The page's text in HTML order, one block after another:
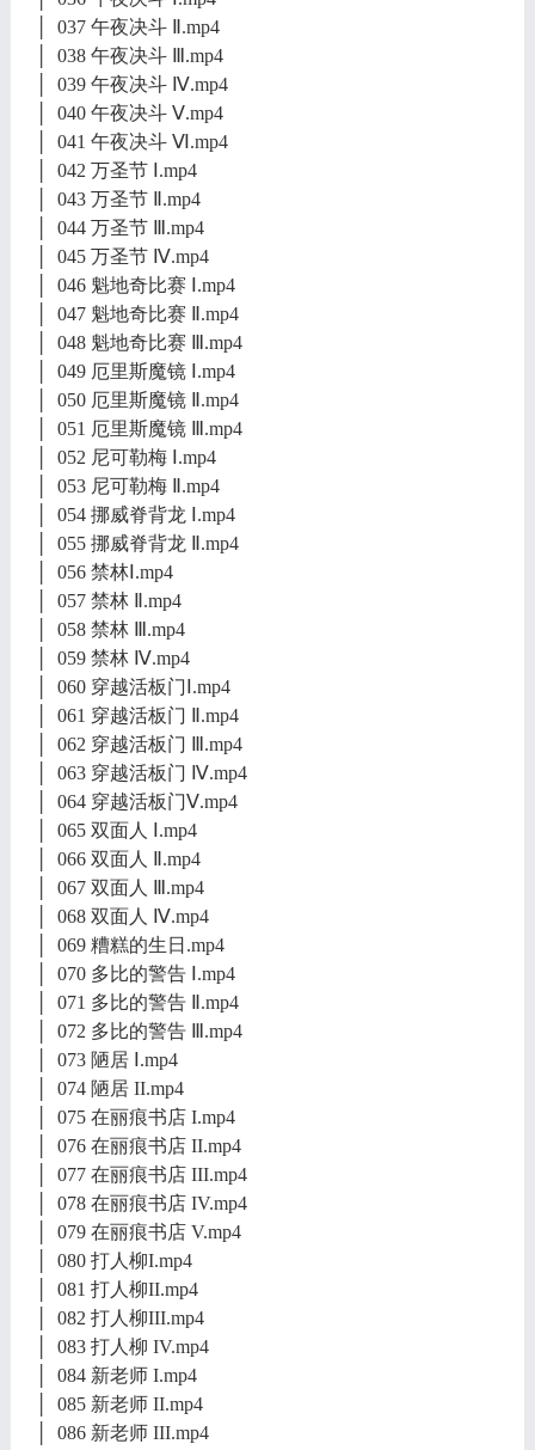
│ 037 午夜决斗 Ⅱ.mp4
│ 038 午夜决斗 Ⅲ.mp4
│ 039 午夜决斗 Ⅳ.mp4
│ 040 午夜决斗 Ⅴ.mp4
│ 041 午夜决斗 Ⅵ.mp4
│ 042 万圣节 Ⅰ.mp4
│ 043 万圣节 Ⅱ.mp4
│ 044 万圣节 Ⅲ.mp4
│ 045 万圣节 Ⅳ.mp4
│ 046 魁地奇比赛 Ⅰ.mp4
│ 047 魁地奇比赛 Ⅱ.mp4
│ 048 魁地奇比赛 Ⅲ.mp4
│ 049 厄里斯魔镜 Ⅰ.mp4
│ 050 厄里斯魔镜 Ⅱ.mp4
│ 051 厄里斯魔镜 Ⅲ.mp4
│ 052 尼可勒梅 Ⅰ.mp4
│ 053 尼可勒梅 Ⅱ.mp4
│ 054 挪威脊背龙 Ⅰ.mp4
│ 055 挪威脊背龙 Ⅱ.mp4
│ 056 禁林Ⅰ.mp4
│ 057 禁林 Ⅱ.mp4
│ 058 禁林 Ⅲ.mp4
│ 059 禁林 Ⅳ.mp4
│ 060 穿越活板门Ⅰ.mp4
│ 061 穿越活板门 Ⅱ.mp4
│ 062 穿越活板门 Ⅲ.mp4
│ 063 穿越活板门 Ⅳ.mp4
│ 064 穿越活板门Ⅴ.mp4
│ 065 双面人 Ⅰ.mp4
│ 066 双面人 Ⅱ.mp4
│ 067 双面人 Ⅲ.mp4
│ 068 双面人 Ⅳ.mp4
│ 069 糟糕的生日.mp4
│ 070 多比的警告 Ⅰ.mp4
│ 071 多比的警告 Ⅱ.mp4
│ 072 多比的警告 Ⅲ.mp4
│ 073 陋居 Ⅰ.mp4
│ 074 陋居 II.mp4
│ 075 在丽痕书店 I.mp4
│ 076 在丽痕书店 II.mp4
│ 077 在丽痕书店 III.mp4
│ 078 在丽痕书店 IV.mp4
│ 079 在丽痕书店 V.mp4
│ 080 打人柳I.mp4
│ 081 打人柳II.mp4
│ 082 打人柳III.mp4
│ 083 打人柳 IV.mp4
│ 084 新老师 I.mp4
│ 085 新老师 II.mp4
│ 086 新老师 III.mp4